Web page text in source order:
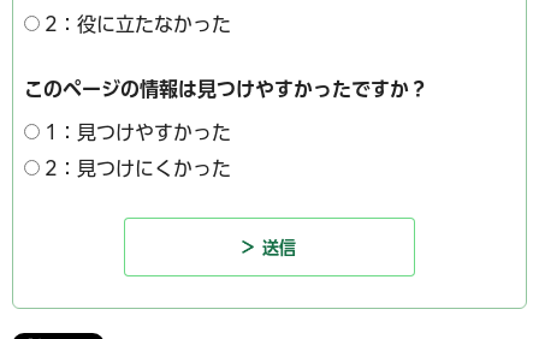
2：役に立たなかった
このページの情報は見つけやすかったですか？
1：見つけやすかった
2：見つけにくかった